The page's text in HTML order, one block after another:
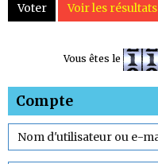
Voter Voir les résultats
Vous êtes le
Compte